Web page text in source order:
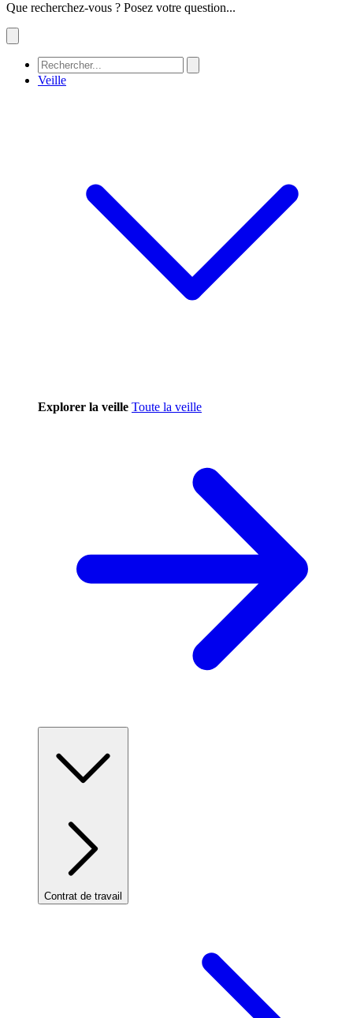
Que recherchez-vous ? Posez votre question...
Veille
Explorer la veille Toute la veille
Contrat de travail